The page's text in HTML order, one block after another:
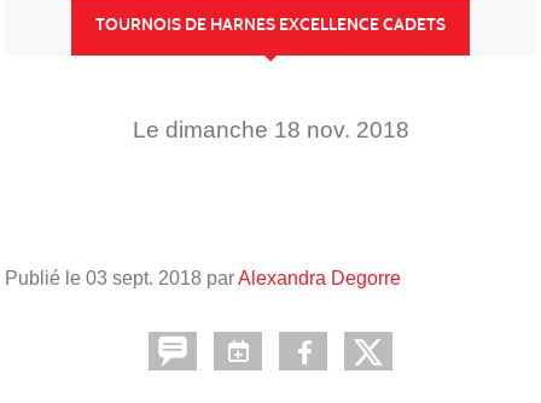
TOURNOIS DE HARNES EXCELLENCE CADETS
Le dimanche 18 nov. 2018
Publié le 03 sept. 2018 parAlexandra Degorre